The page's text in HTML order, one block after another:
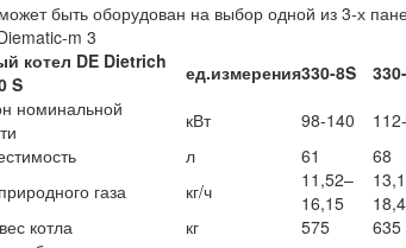
быть оборудован на выбор одной из 3-х
m 3
котел DE Dietrich
S
ед.измерения330-8S
номинальной
кВт 98-140
л 61 68
газа
кг/ч
11,52–
16,15
котла
кг 575 635